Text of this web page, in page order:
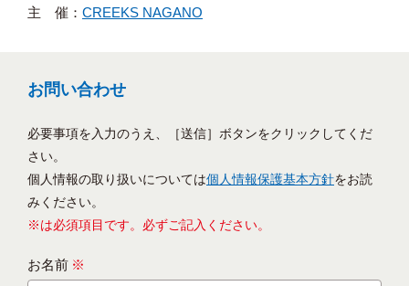
主 催： CREEKS NAGANO
お問い合わせ
必要事項を入力のうえ、［送信］ボタンをクリックしてくだ
さい。
個人情報の取り扱いについては個人情報保護基本方針をお読
みください。
※は必須項目です。必ずご記入ください。
お名前 ※